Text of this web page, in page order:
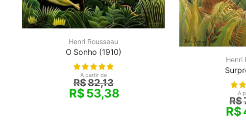
Henri Rousseau
O Sonho (1910)
A partir de
R$82,13
R$53,38
Henri
A
R$
R$